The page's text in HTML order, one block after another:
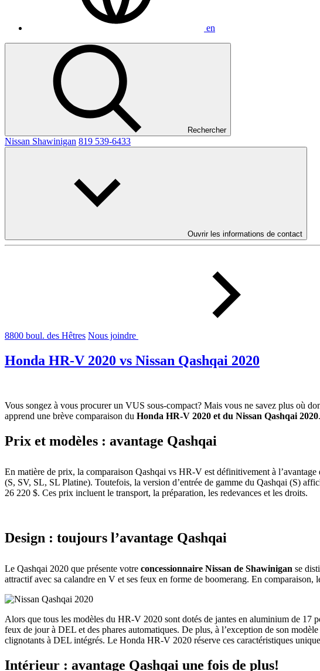
en
Rechercher
Nissan Shawinigan 819 539-6433
Ouvrir les informations de contact
8800 boul. des Hêtres Nous joindre
Honda HR-V 2020 vs Nissan Qashqai 2020
Vous songez à vous procurer un VUS sous-compact? Mais vous ne savez plus où
apprend une brève comparaison du Honda HR-V 2020 et du Nissan Qashqai 2020.
Prix et modèles : avantage Qashqai
En matière de prix, la comparaison Qashqai vs HR-V est définitivement à l’avantage
(S, SV, SL, SL Platine). Toutefois, la version d’entrée de gamme du Qashqai (S)
26 220 $. Ces prix incluent le transport, la préparation, les redevances et les droits.
Design : toujours l’avantage Qashqai
Le Qashqai 2020 que présente votre concessionnaire Nissan de Shawinigan se
attractif avec sa calandre en V et ses feux en forme de boomerang. En
Alors que tous les modèles du HR-V 2020 sont dotés de jantes en aluminium de 17
feux de jour à DEL et des phares automatiques. De plus, à l’exception de son
clignotants à DEL intégrés. Le Honda HR-V 2020 réserve ces caractéristiques
Intérieur : avantage Qashqai une fois de plus!